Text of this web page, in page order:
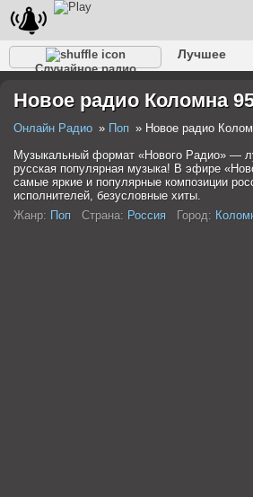
Случайное радио
Лучшее
Разговорное
Рэп Транс
Новое радио Коломна
Онлайн Радио Поп
Новое радио
Музыкальный формат «Нового Радио» —
русская популярная музыка! В эфире
самые яркие и популярные композиции
исполнителей, безусловные хиты.
Жанр: Поп Страна: Россия Город: